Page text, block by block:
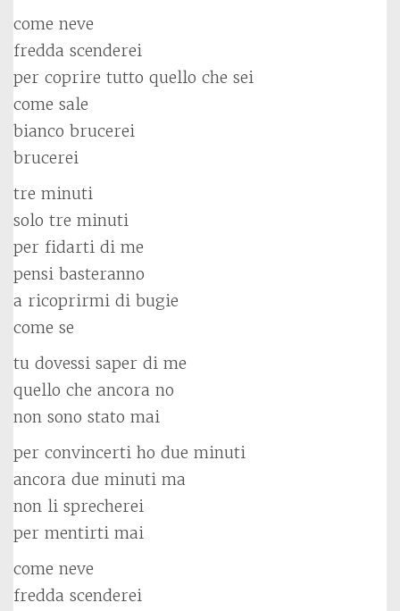
come neve
fredda scenderei
per coprire tutto quello che sei
come sale
bianco brucerei
brucerei
tre minuti
solo tre minuti
per fidarti di me
pensi basteranno
a ricoprirmi di bugie
come se
tu dovessi saper di me
quello che ancora no
non sono stato mai
per convincerti ho due minuti
ancora due minuti ma
non li sprecherei
per mentirti mai
come neve
fredda scenderei